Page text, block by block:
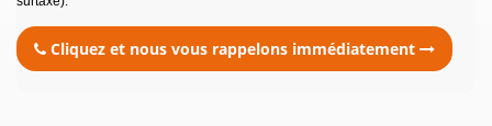
Cliquez et nous vous rappelons immédiatement